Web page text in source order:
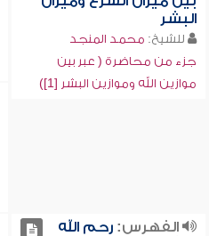
البشر
للشيخ: محمد المنجد
جزء من محاضرة ( عبر بين
موازين الله وموازين البشر [1])
الفهرس:رحم الله